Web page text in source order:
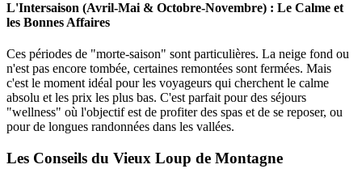
L'Intersaison (Avril-Mai & Octobre-Novembre) : Le Calme et
les Bonnes Affaires
Ces périodes de "morte-saison" sont particulières. La neige fond ou
n'est pas encore tombée, certaines remontées sont fermées. Mais
c'est le moment idéal pour les voyageurs qui cherchent le calme
absolu et les prix les plus bas. C'est parfait pour des séjours
"wellness" où l'objectif est de profiter des spas et de se reposer, ou
pour de longues randonnées dans les vallées.
Les Conseils du Vieux Loup de Montagne